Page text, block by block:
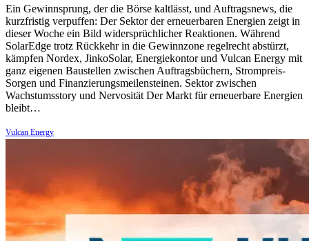
Ein Gewinnsprung, der die Börse kaltlässt, und Auftragsnews, die
kurzfristig verpuffen: Der Sektor der erneuerbaren Energien zeigt in
dieser Woche ein Bild widersprüchlicher Reaktionen. Während
SolarEdge trotz Rückkehr in die Gewinnzone regelrecht abstürzt,
kämpfen Nordex, JinkoSolar, Energiekontor und Vulcan Energy mit
ganz eigenen Baustellen zwischen Auftragsbüchern, Strompreis-
Sorgen und Finanzierungsmeilensteinen. Sektor zwischen
Wachstumsstory und Nervosität Der Markt für erneuerbare Energien
bleibt…
Vulcan Energy